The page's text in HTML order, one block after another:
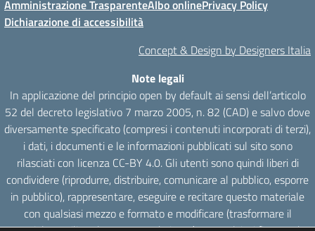
Amministrazione TrasparenteAlbo onlinePrivacy Policy
Dichiarazione di accessibilità
Concept & Design by Designers Italia
Note legali
In applicazione del principio open by default ai sensi dell’articolo
52 del decreto legislativo 7 marzo 2005, n. 82 (CAD) e salvo dove
diversamente specificato (compresi i contenuti incorporati di terzi),
i dati, i documenti e le informazioni pubblicati sul sito sono
rilasciati con licenza CC-BY 4.0. Gli utenti sono quindi liberi di
condividere (riprodurre, distribuire, comunicare al pubblico, esporre
in pubblico), rappresentare, eseguire e recitare questo materiale
con qualsiasi mezzo e formato e modificare (trasformare il